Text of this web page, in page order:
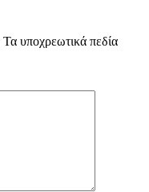
Τα υποχρεωτικά πεδία